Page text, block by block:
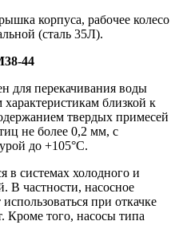
корпуса, рабочее колесо
(сталь 35Л).
44
для перекачивания воды
близкой к
твердых примесей
не более 0,2 мм, с
до +105°С.
системах холодного и
В частности, насосное
при откачке
Кроме того, насосы типа